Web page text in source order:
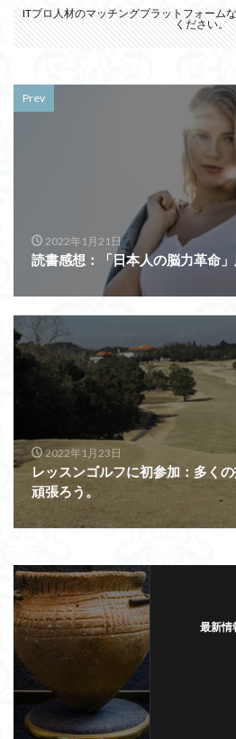
ITプロ人材のマッチングプラットフォーム
ください。
Prev
2022年1月21日
読書感想：「日本人の脳力革命」
2022年1月23日
レッスンゴルフに初参加：多く
頑張ろう。
最新情